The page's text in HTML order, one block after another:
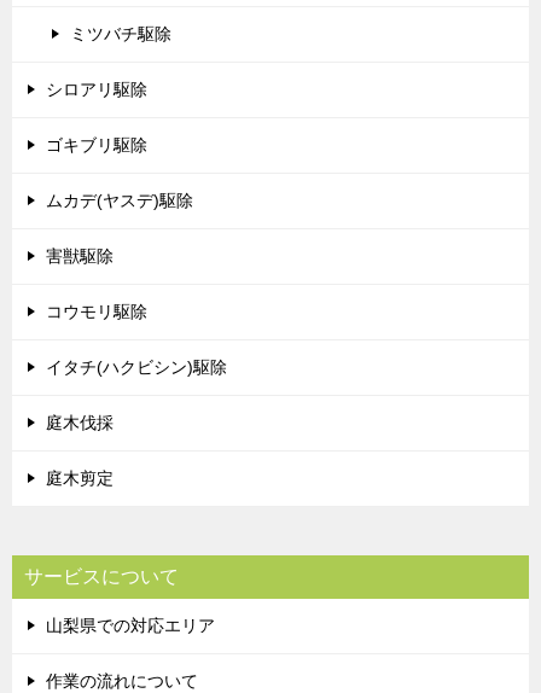
ミツバチ駆除
シロアリ駆除
ゴキブリ駆除
ムカデ(ヤスデ)駆除
害獣駆除
コウモリ駆除
イタチ(ハクビシン)駆除
庭木伐採
庭木剪定
サービスについて
山梨県での対応エリア
作業の流れについて